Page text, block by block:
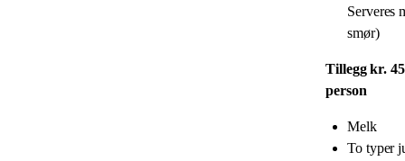
Serveres
smør​)
Tillegg kr.
person
Melk
To typer